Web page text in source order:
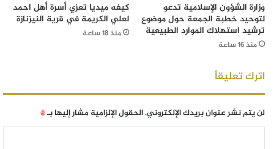
وزارة الشؤون الإسلامية تدعو
لتوحيد خطبة الجمعة حول موضوع
ترشيد استهلاك الموارد الطبيعية
منذ 16 ساعة
كيفه ميديا تعزي أسرة أهل احمد
لعلي الكريمة في قرية النيزنازة
منذ 18 ساعة
اترك تعليقاً
لن يتم نشر عنوان بريدك الإلكتروني.الحقول الإلزامية مشار إليها بـ*